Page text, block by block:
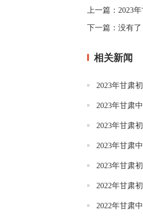
上一篇： 2023
下一篇： 没有了
相关新闻
2023年甘肃
2023年甘肃
2023年甘肃
2023年甘肃
2023年甘肃
2022年甘肃
2022年甘肃